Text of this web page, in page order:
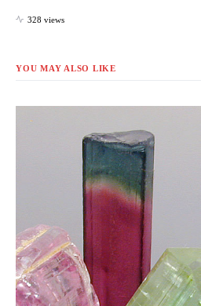
328 views
YOU MAY ALSO LIKE